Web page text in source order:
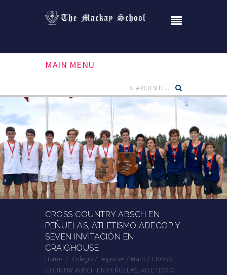
MAIN MENU
CROSS COUNTRY ABSCH EN
PEÑUELAS, ATLETISMO ADECOP Y
SEVEN INVITACIÓN EN
CRAIGHOUSE
Home / Colegio / Deportes / Main / CROSS
COUNTRY ABSCH EN PEÑUELAS, ATLETISMO